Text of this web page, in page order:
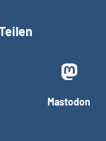
Mastodon